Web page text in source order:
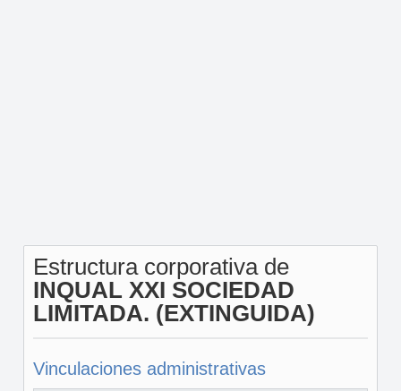
Estructura corporativa de
INQUAL XXI SOCIEDAD
LIMITADA. (EXTINGUIDA)
Vinculaciones administrativas